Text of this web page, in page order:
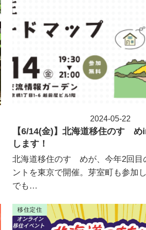
【6/14(金)】北海道移住のすゝ
します！
北海道移住のすゝめが、今年2回
ントを東京で開催。芽室町も参加
でも…
投稿日
2024-05-22
移住定住